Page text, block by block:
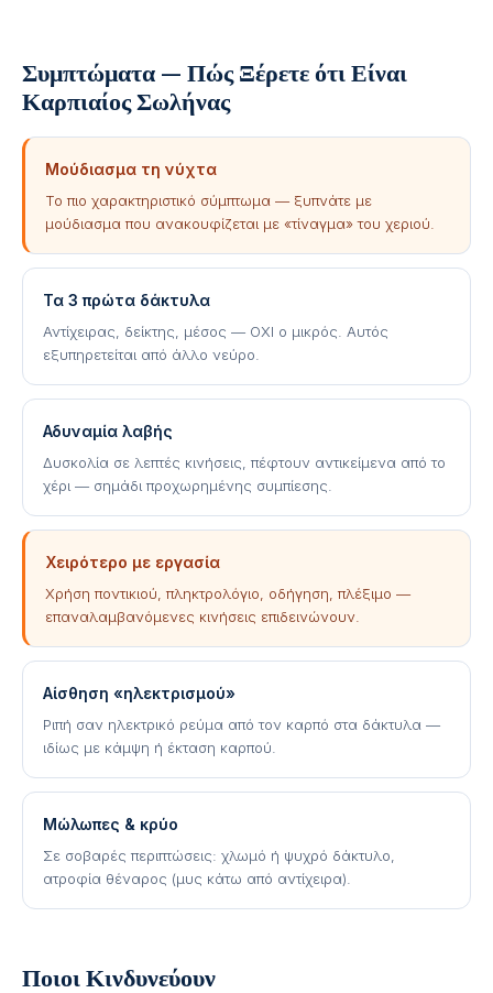
Συμπτώματα — Πώς Ξέρετε ότι Είναι
Καρπιαίος Σωλήνας
Μούδιασμα τη νύχτα
Το πιο χαρακτηριστικό σύμπτωμα — ξυπνάτε με
μούδιασμα που ανακουφίζεται με «τίναγμα» του χεριού.
Τα 3 πρώτα δάκτυλα
Αντίχειρας, δείκτης, μέσος — ΟΧΙ ο μικρός. Αυτός
εξυπηρετείται από άλλο νεύρο.
Αδυναμία λαβής
Δυσκολία σε λεπτές κινήσεις, πέφτουν αντικείμενα από το
χέρι — σημάδι προχωρημένης συμπίεσης.
Χειρότερο με εργασία
Χρήση ποντικιού, πληκτρολόγιο, οδήγηση, πλέξιμο —
επαναλαμβανόμενες κινήσεις επιδεινώνουν.
Αίσθηση «ηλεκτρισμού»
Ριπή σαν ηλεκτρικό ρεύμα από τον καρπό στα δάκτυλα —
ιδίως με κάμψη ή έκταση καρπού.
Μώλωπες & κρύο
Σε σοβαρές περιπτώσεις: χλωμό ή ψυχρό δάκτυλο,
ατροφία θέναρος (μυς κάτω από αντίχειρα).
Ποιοι Κινδυνεύουν